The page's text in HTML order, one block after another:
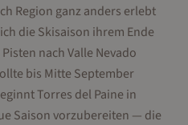
Region ganz anders erlebt
die Skisaison ihrem Ende
nach Valle Nevado
bis Mitte September
Torres del Paine in
Saison vorzubereiten — die